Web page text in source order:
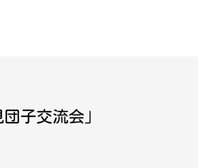
子交流会」